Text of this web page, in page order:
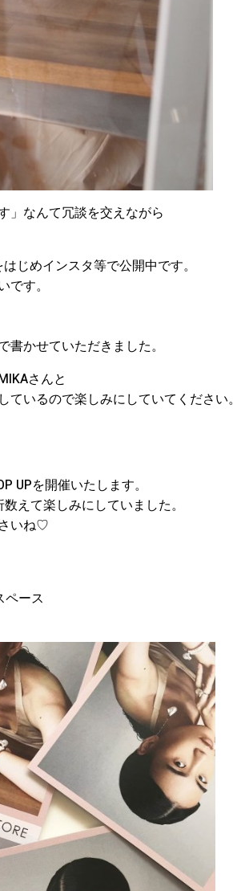
」なんて冗談を交えながら
じめインスタ等で公開中です。
す。
かせていただきました。
さんと
いるので楽しみにしていてください。
UPを開催いたします。
えて楽しみにしていました。
いね♡
ペース